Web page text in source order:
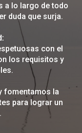
a lo largo de todo
duda que surja.
con el
los requisitos y
fomentamos la
para lograr un